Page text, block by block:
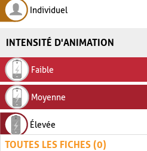
Individuel
INTENSITÉ D'ANIMATION
Faible
Moyenne
Élevée
TOUTES LES FICHES (0)